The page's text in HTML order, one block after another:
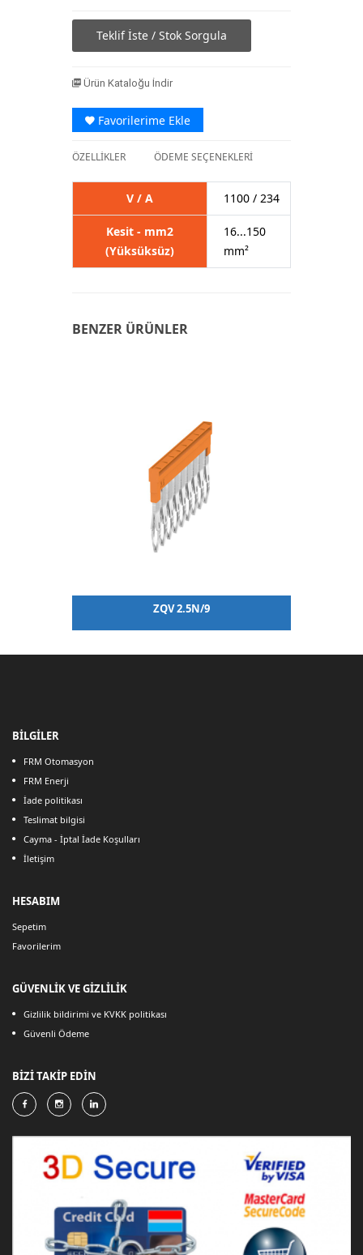
Teklif İste / Stok Sorgula
Ürün Kataloğu İndir
Favorilerime Ekle
ÖZELLİKLER ÖDEME SEÇENEKLERİ
V / A 1100 / 234
Kesit - mm2
(Yüksüksüz)
16...150
mm²
BENZER ÜRÜNLER
ZQV 2.5N/9
BİLGİLER
FRM Otomasyon
FRM Enerji
İade politikası
Teslimat bilgisi
Cayma - İptal İade Koşulları
İletişim
HESABIM
Sepetim
Favorilerim
GÜVENLİK VE GİZLİLİK
Gizlilik bildirimi ve KVKK politikası
Güvenli Ödeme
BİZİ TAKİP EDİN